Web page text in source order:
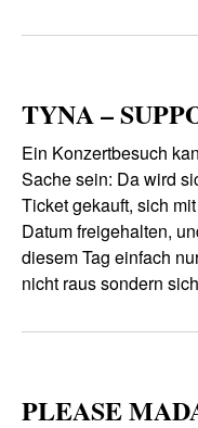
TYNA –
Ein Konzertbesuch
Sache sein: Da wird
Ticket gekauft, sich
Datum freigehalten,
diesem Tag einfach
nicht raus sondern
PLEASE